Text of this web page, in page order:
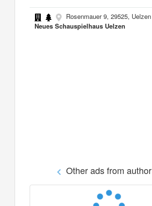
Rosenmauer 9, 29525, Uelzen
Neues Schauspielhaus Uelzen
Other ads from author